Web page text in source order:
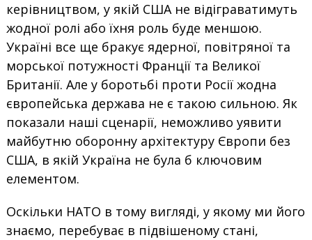
керівництвом, у якій США не відіграватимуть
жодної ролі або їхня роль буде меншою.
Україні все ще бракує ядерної, повітряної та
морської потужності Франції та Великої
Британії. Але у боротьбі проти Росії жодна
європейська держава не є такою сильною. Як
показали наші сценарії, неможливо уявити
майбутню оборонну архітектуру Європи без
США, в якій Україна не була б ключовим
елементом.
Оскільки НАТО в тому вигляді, у якому ми його
знаємо, перебуває в підвішеному стані,